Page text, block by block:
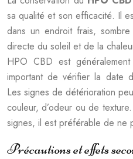
sa qualité et son efficacité. Il
dans un endroit frais,
directe du soleil et de la
HPO CBD est
important de vérifier la date
Les signes de détérioration
couleur, d’odeur ou de
signes, il est préférable de ne
Précautions et effets